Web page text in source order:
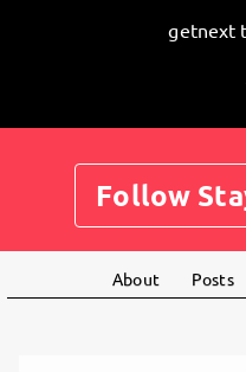
getnext
Follow
About Posts